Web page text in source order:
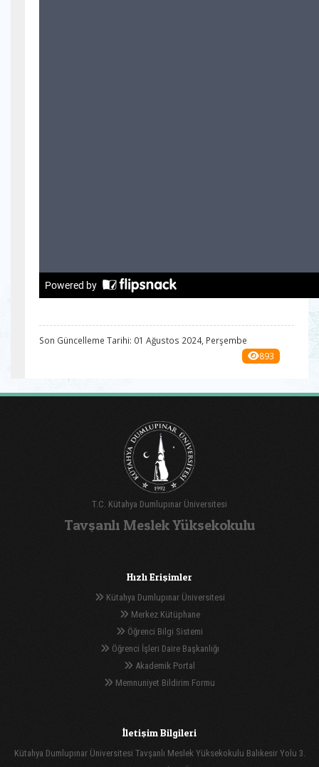
Son Güncelleme Tarihi: 01 Ağustos 2024, Perşembe
893
T.C. Kütahya Dumlupınar Üniversitesi
Tavşanlı Meslek Yüksekokulu
Hızlı Erişimler
Kütahya Dumlupınar Üniversitesi
Merkez Kütüphane
Öğrenci Bilgi Sistemi
Öğrenci İşleri Daire Başkanlığı
Akademik Portal
Memnuniyet Bildirim Formu
İletişim Bilgileri
Kütahya Dumlupınar Üniversitesi Tavşanlı Meslek Yüksekokulu Balıkesir Yolu 3.